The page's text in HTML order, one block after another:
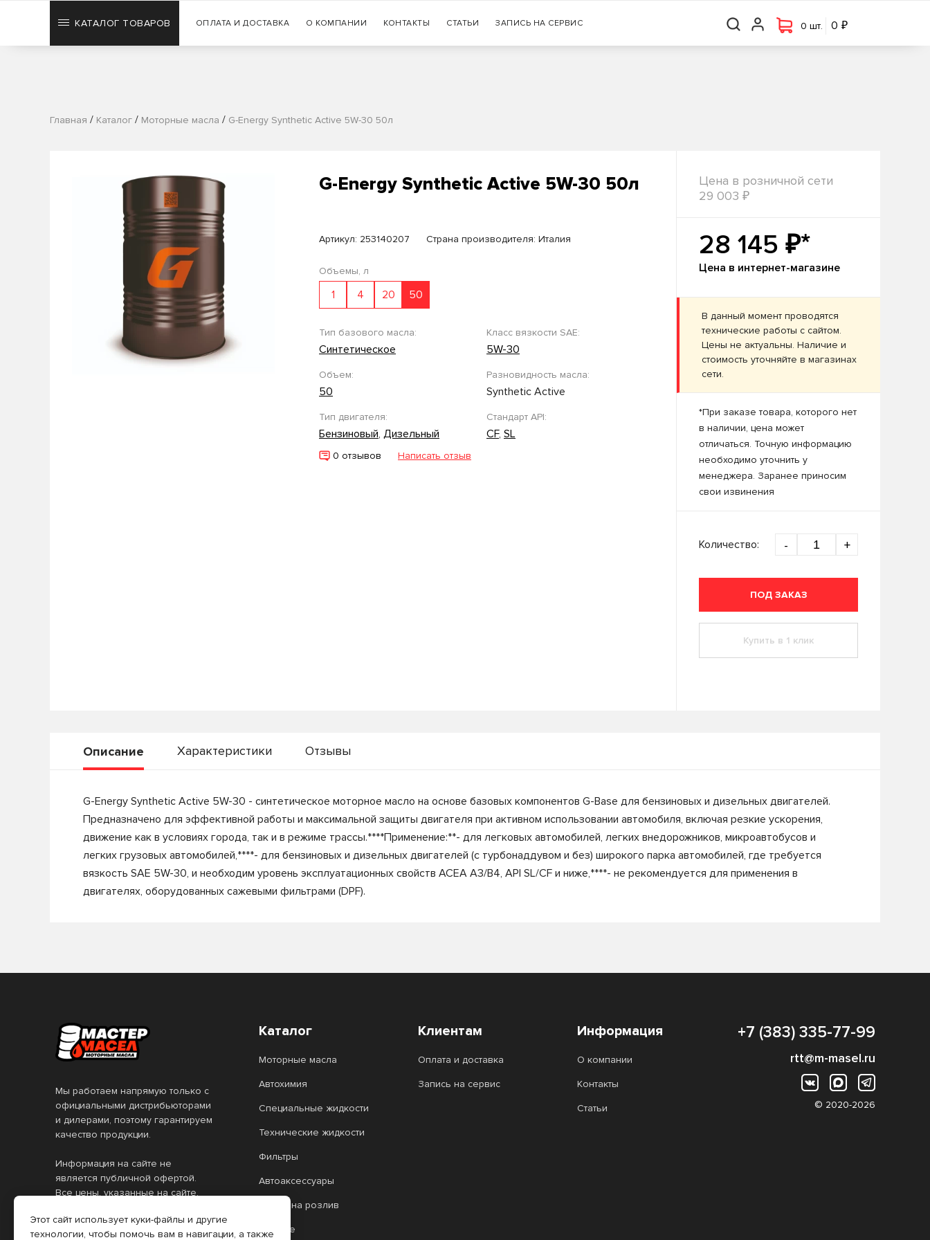
Гарантия
+7 (383) 335-77-99 0 шт. 0
КАТАЛОГ ТОВАРОВ ОПЛАТА И ДОСТАВКА О КОМПАНИИ КОНТАКТЫ СТАТЬИ ЗАПИСЬ НА СЕРВИС 0 шт. 0 ₽
Главная / Каталог / Моторные масла / G-Energy Synthetic Active 5W-30 50л
G-Energy Synthetic Active 5W-30 50л
Артикул: 253140207 Страна производителя: Италия
Объемы, л
1 4 20 50
Тип базового масла:
Синтетическое
Класс вязкости SAE:
5W-30
Объем:
50
Разновидность масла:
Synthetic Active
Тип двигателя:
Бензиновый, Дизельный
Стандарт API:
CF, SL
0 отзывов Написать отзыв
Цена в розничной сети
29 003 ₽
28 145 ₽*
Цена в интернет-магазине
В данный момент проводятся
технические работы с сайтом.
Цены не актуальны. Наличие и
стоимость уточняйте в магазинах
сети.
*При заказе товара, которого нет
в наличии, цена может
отличаться. Точную информацию
необходимо уточнить у
менеджера. Заранее приносим
свои извинения
Количество: - +
ПОД ЗАКАЗ
Купить в 1 клик
Описание Характеристики Отзывы
G-Energy Synthetic Active 5W-30 - синтетическое моторное масло на основе базовых компонентов G-Base для бензиновых и дизельных двигателей.
Предназначено для эффективной работы и максимальной защиты двигателя при активном использовании автомобиля, включая резкие ускорения,
движение как в условиях города, так и в режиме трассы.****Применение:**- для легковых автомобилей, легких внедорожников, микроавтобусов и
легких грузовых автомобилей,****- для бензиновых и дизельных двигателей (с турбонаддувом и без) широкого парка автомобилей, где требуется
вязкость SAE 5W-30, и необходим уровень эксплуатационных свойств ACEA A3/B4, API SL/CF и ниже,****- не рекомендуется для применения в
двигателях, оборудованных сажевыми фильтрами (DPF).
Мы работаем напрямую только с
официальными дистрибьюторами
и дилерами, поэтому гарантируем
качество продукции.
Информация на сайте не
является публичной офертой.
Все цены, указанные на сайте,
оформлении заказа через
интернет-магазин. Цены в
Каталог
Моторные масла
Автохимия
Специальные жидкости
Технические жидкости
Фильтры
Автоаксессуары
Масло на розлив
Прочее
Клиентам
Оплата и доставка
Запись на сервис
Информация
О компании
Контакты
Статьи
+7 (383) 335-77-99
rtt@m-masel.ru
© 2020-2026
Этот сайт использует куки-файлы и другие
технологии, чтобы помочь вам в навигации, а также